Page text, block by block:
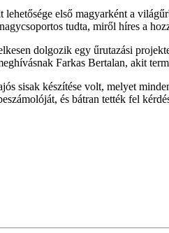
első magyarként a
tudta, miről híres a
dolgozik egy űrutazási
Farkas Bertalan, akit
sisak készítése volt, melyet
és bátran tették fel